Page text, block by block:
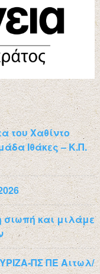
του Χαθίντο
Ιθάκες – Κ.Π.
σιωπή και μιλάμε
ΠΣ ΠΕ Αιτωλ/